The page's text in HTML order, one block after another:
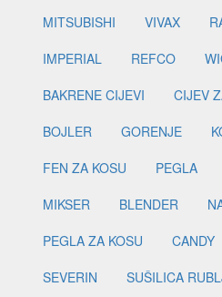
MITSUBISHI
VIVAX
IMPERIAL
REFCO
BAKRENE CIJEVI
CIJEV
BOJLER
GORENJE
FEN ZA KOSU
PEGLA
MIKSER
BLENDER
PEGLA ZA KOSU
CANDY
SEVERIN
SUŠILICA